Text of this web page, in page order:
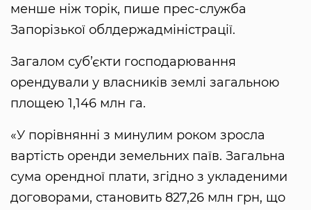
менше ніж торік, пише прес-служба
Запорізької облдержадміністрації.
Загалом суб’єкти господарювання
орендували у власників землі загальною
площею 1,146 млн га.
«У порівнянні з минулим роком зросла
вартість оренди земельних паїв. Загальна
сума орендної плати, згідно з укладеними
договорами, становить 827,26 млн грн, що